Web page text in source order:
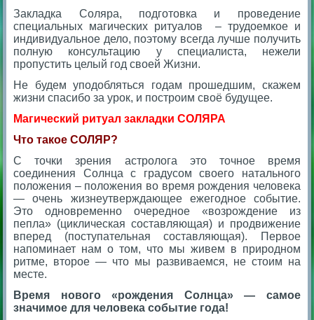
Закладка Соляра, подготовка и проведение
специальных магических ритуалов – трудоемкое и
индивидуальное дело, поэтому всегда лучше получить
полную консультацию у специалиста, нежели
пропустить целый год своей Жизни.
Не будем уподобляться годам прошедшим, скажем
жизни спасибо за урок, и построим своё будущее.
Магический ритуал закладки СОЛЯРА
Что такое СОЛЯР?
С точки зрения астролога это точное время
соединения Солнца с градусом своего натального
положения – положения во время рождения человека
— очень жизнеутверждающее ежегодное событие.
Это одновременно очередное «возрождение из
пепла» (циклическая составляющая) и продвижение
вперед (поступательная составляющая). Первое
напоминает нам о том, что мы живем в природном
ритме, второе — что мы развиваемся, не стоим на
месте.
Время нового «рождения Солнца» — самое
значимое для человека событие года!